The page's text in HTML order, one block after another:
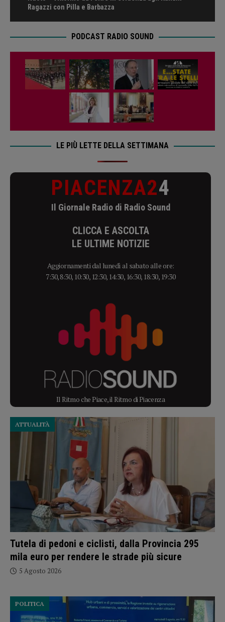
Ragazzi con Pilla e Barbazza
PODCAST RADIO SOUND
LE PIÙ LETTE DELLA SETTIMANA
PIACENZA24
Il Giornale Radio di Radio Sound
CLICCA E ASCOLTA
LE ULTIME NOTIZIE
Aggiornamenti dal lunedì al sabato alle ore:
7:30, 8:30, 10:30, 12:30, 14:30, 16:30, 18:30, 19:30
Il Ritmo che Piace, il Ritmo di Piacenza
Tutela di pedoni e ciclisti, dalla Provincia 295
mila euro per rendere le strade più sicure
ATTUALITÀ
5 Agosto 2026
POLITICA